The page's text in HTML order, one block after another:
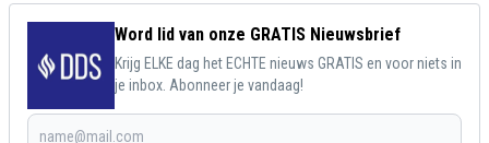
Word lid van onze GRATIS Nieuwsbrief
Krijg ELKE dag het ECHTE nieuws GRATIS en voor niets in
je inbox. Abonneer je vandaag!